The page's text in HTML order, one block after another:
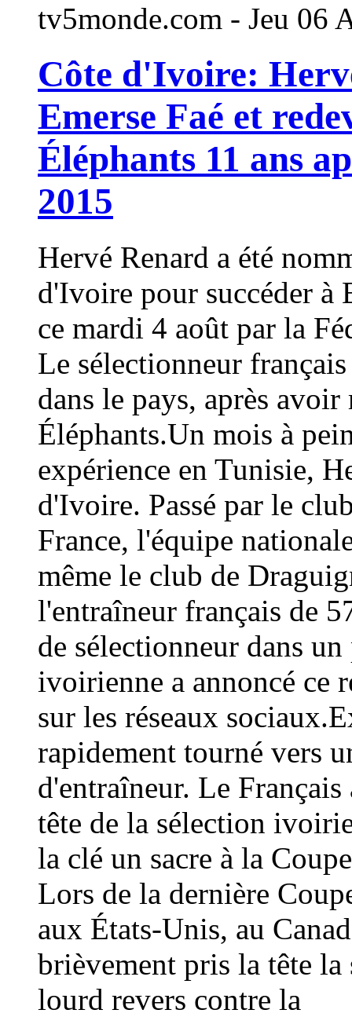
tv5monde.com - Jeu 06
Côte d'Ivoire:
Emerse Faé et
Éléphants 11 ans
2015
Hervé Renard a été
d'Ivoire pour succéder à
ce mardi 4 août par la
Le sélectionneur
dans le pays, après
Éléphants.Un mois à
expérience en Tunisie,
d'Ivoire. Passé par le
France, l'équipe
même le club de
l'entraîneur français de
de sélectionneur dans
ivoirienne a annoncé ce
sur les réseaux
rapidement tourné vers
d'entraîneur. Le
tête de la sélection
la clé un sacre à la
Lors de la dernière
aux États-Unis, au
brièvement pris la tête
lourd revers contre la